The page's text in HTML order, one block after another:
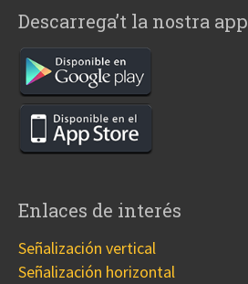
Descarrega’t la nostra app
Enlaces de interés
Señalización vertical
Señalización horizontal